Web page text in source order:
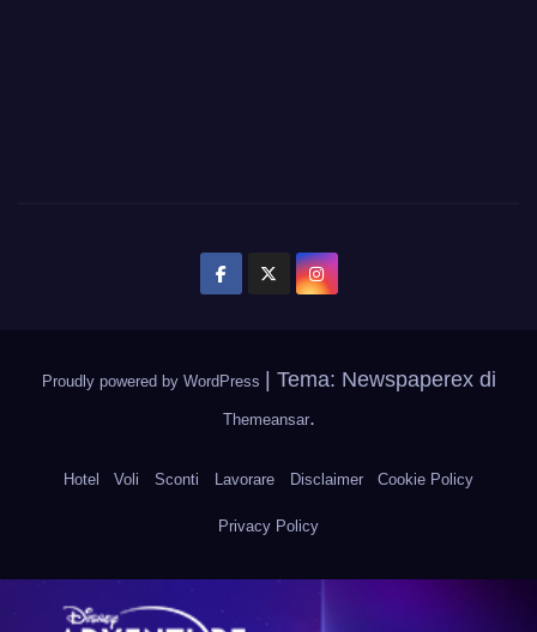
Proudly powered by WordPress Tema: Newspaperex di
Themeansar.
Hotel Voli Sconti Lavorare Disclaimer Cookie Policy
Privacy Policy